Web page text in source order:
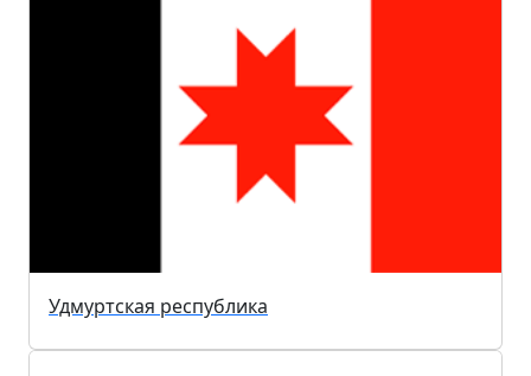
Удмуртская республика